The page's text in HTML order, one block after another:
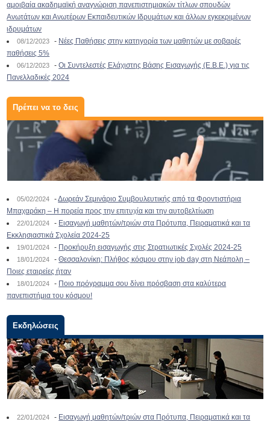
αμοιβαία ακαδημαϊκή αναγνώριση πανεπιστημιακών τίτλων σπουδών
Ανωτάτων και Ανωτέρων Εκπαιδευτικών Ιδρυμάτων και άλλων εγκεκριμένων
ιδρυμάτων
08/12/2023 - Νέες Παθήσεις στην κατηγορία των μαθητών με σοβαρές
παθήσεις 5%
06/12/2023 -Οι Συντελεστές Ελάχιστης Βάσης Εισαγωγής (Ε.Β.Ε.) για τις
Πανελλαδικές 2024
Πρέπει να το δεις
05/02/2024 -Δωρεάν Σεμινάριο Συμβουλευτικής από τα Φροντιστήρια
Μπαχαράκη – Η πορεία προς την επιτυχία και την αυτοβελτίωση
22/01/2024 - Εισαγωγή μαθητών/τριών στα Πρότυπα, Πειραματικά και τα
Εκκλησιαστικά Σχολεία 2024-25
19/01/2024 - Προκήρυξη εισαγωγής στις Στρατιωτικές Σχολές 2024-25
18/01/2024 -Θεσσαλονίκη: Πλήθος κόσμου στην job day στη Νεάπολη –
Ποιες εταιρείες ήταν
18/01/2024 - Ποιο πρόγραμμα σου δίνει πρόσβαση στα καλύτερα
πανεπιστήμια του κόσμου!
Εκδηλώσεις
22/01/2024 - Εισαγωγή μαθητών/τριών στα Πρότυπα, Πειραματικά και τα